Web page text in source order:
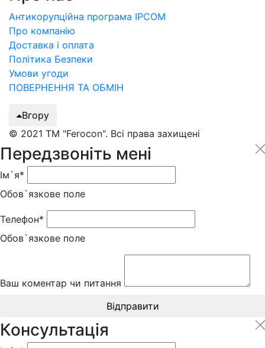
Антикорупційна програма IPCOM
Про компанію
Доставка і оплата
Політика Безпеки
Умови угоди
ПОВЕРНЕННЯ ТА ОБМІН
Вгору
© 2021 ТМ "Ferocon". Всі права захищені
Передзвоніть мені
Ім`я*
Обов`язкове поле
Телефон*
Обов`язкове поле
Ваш коментар чи питання
Відправити
Консультація